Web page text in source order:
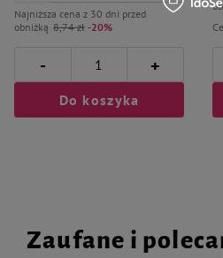
Najniższa cena z 30 dni przed
obniżką 8,74 zł -20%
- +
Do koszyka
Zaufane i